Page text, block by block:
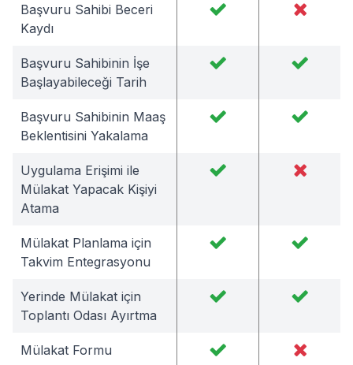
Başvuru Sahibi Beceri
Kaydı
Başvuru Sahibinin İşe
Başlayabileceği Tarih
Başvuru Sahibinin Maaş
Beklentisini Yakalama
Uygulama Erişimi ile
Mülakat Yapacak Kişiyi
Atama
Mülakat Planlama için
Takvim Entegrasyonu
Yerinde Mülakat için
Toplantı Odası Ayırtma
Mülakat Formu